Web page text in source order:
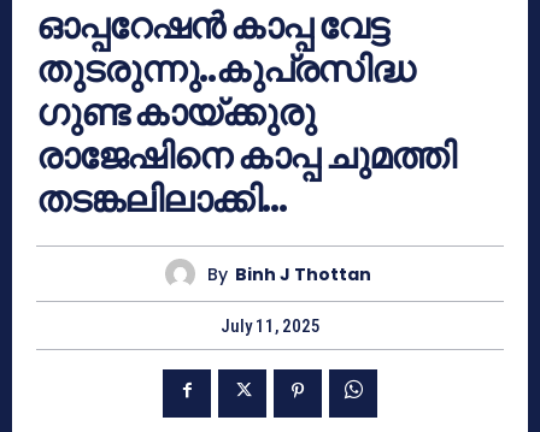
ഓപ്പറേഷൻ കാപ്പ വേട്ട
തുടരുന്നു..കുപ്രസിദ്ധ
ഗുണ്ട കായ്ക്കുരു
രാജേഷിനെ കാപ്പ ചുമത്തി
തടങ്കലിലാക്കി…
By Binh J Thottan
July 11, 2025